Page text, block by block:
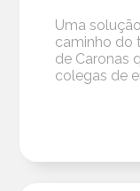
Uma
caminho do
de Caronas
colegas de